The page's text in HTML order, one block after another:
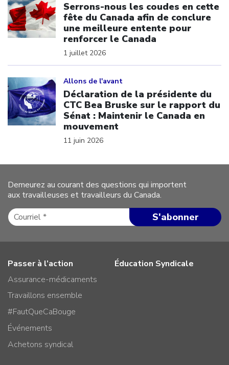
Serrons-nous les coudes en cette
fête du Canada afin de conclure
une meilleure entente pour
renforcer le Canada
1 juillet 2026
Allons de l'avant
Déclaration de la présidente du
CTC Bea Bruske sur le rapport du
Sénat : Maintenir le Canada en
mouvement
11 juin 2026
Demeurez au courant des questions qui importent
aux travailleuses et travailleurs du Canada.
Passer à l’action
Assurance-médicaments
Travaillons ensemble
#FautQueCaBouge
Événements
Achetons syndical
Éducation Syndicale